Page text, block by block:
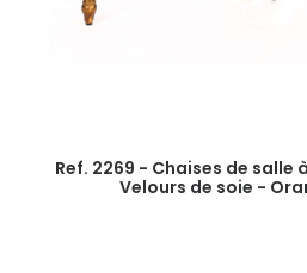
Ref. 2269 - Chaises de salle
Velours de soie -